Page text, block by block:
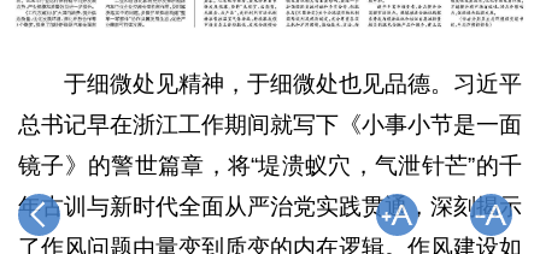
于细微处见精神，于细微处也见品德。习近平
总书记早在浙江工作期间就写下《小事小节是一面
镜子》的警世篇章，将“堤溃蚁穴，气泄针芒”的千
年古训与新时代全面从严治党实践贯通，深刻揭示
了作风问题由量变到质变的内在逻辑。作风建设如